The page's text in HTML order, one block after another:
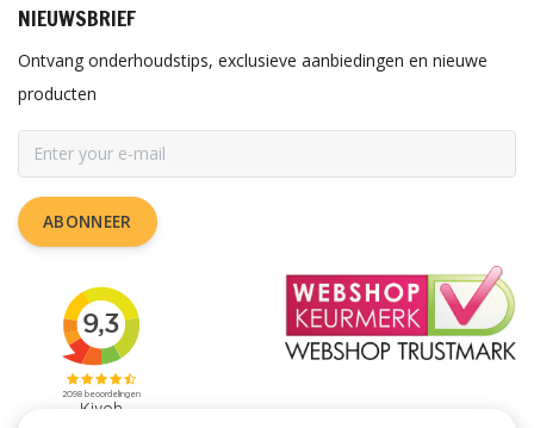
NIEUWSBRIEF
Ontvang onderhoudstips, exclusieve aanbiedingen en nieuwe
producten
ABONNEER